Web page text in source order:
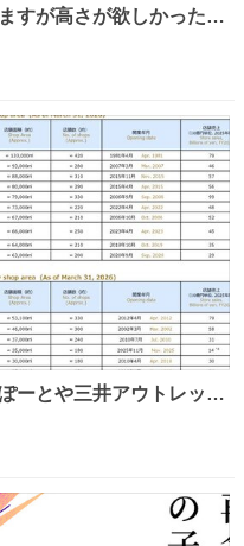
すが高さが欲しかったの
ツルセコ改造 扉が手前
のでかなり使いやすく
ーとや三井アウトレット
）が一部判明